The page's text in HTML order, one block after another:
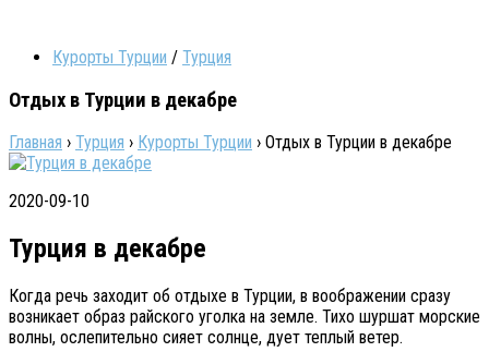
Курорты Турции / Турция
Отдых в Турции в декабре
Главная › Турция › Курорты Турции › Отдых в Турции в декабре
2020-09-10
Турция в декабре
Когда речь заходит об отдыхе в Турции, в воображении сразу
возникает образ райского уголка на земле. Тихо шуршат морские
волны, ослепительно сияет солнце, дует теплый ветер.